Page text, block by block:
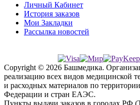
Личный Кабинет
История заказов
Мои Закладки
Рассылка новостей
Copyright © 2026 Башмедика.
реализацию всех видов медицинской
и расходных материалов по
Федерации и стран ЕАЭС.